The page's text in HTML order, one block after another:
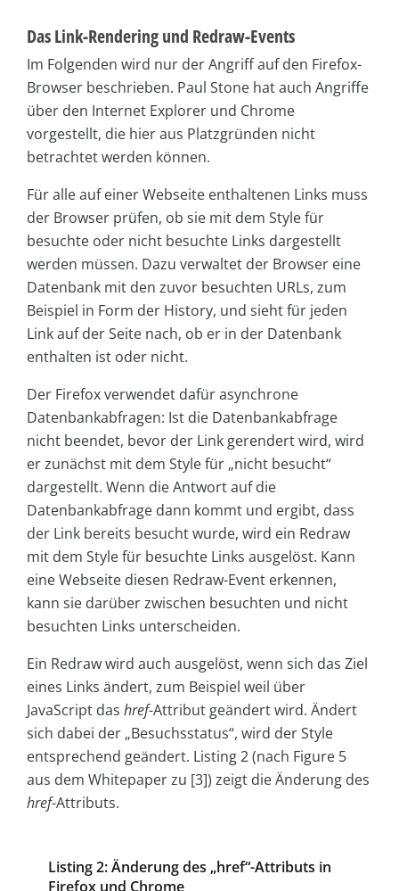
Das Link-Rendering und Redraw-Events
Im Folgenden wird nur der Angriff auf den Firefox-
Browser beschrieben. Paul Stone hat auch Angriffe
über den Internet Explorer und Chrome
vorgestellt, die hier aus Platzgründen nicht
betrachtet werden können.
Für alle auf einer Webseite enthaltenen Links muss
der Browser prüfen, ob sie mit dem Style für
besuchte oder nicht besuchte Links dargestellt
werden müssen. Dazu verwaltet der Browser eine
Datenbank mit den zuvor besuchten URLs, zum
Beispiel in Form der History, und sieht für jeden
Link auf der Seite nach, ob er in der Datenbank
enthalten ist oder nicht.
Der Firefox verwendet dafür asynchrone
Datenbankabfragen: Ist die Datenbankabfrage
nicht beendet, bevor der Link gerendert wird, wird
er zunächst mit dem Style für „nicht besucht“
dargestellt. Wenn die Antwort auf die
Datenbankabfrage dann kommt und ergibt, dass
der Link bereits besucht wurde, wird ein Redraw
mit dem Style für besuchte Links ausgelöst. Kann
eine Webseite diesen Redraw-Event erkennen,
kann sie darüber zwischen besuchten und nicht
besuchten Links unterscheiden.
Ein Redraw wird auch ausgelöst, wenn sich das Ziel
eines Links ändert, zum Beispiel weil über
JavaScript das href-Attribut geändert wird. Ändert
sich dabei der „Besuchsstatus“, wird der Style
entsprechend geändert. Listing 2 (nach Figure 5
aus dem Whitepaper zu [3]) zeigt die Änderung des
href-Attributs.
Listing 2: Änderung des „href“-Attributs in
Firefox und Chrome